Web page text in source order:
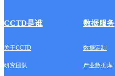
CCTD是谁 数据服务
关于CCTD 数据定制
研究团队 产业数据库